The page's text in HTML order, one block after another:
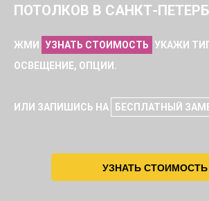
ПОТОЛКОВ В САНКТ-
ЖМИ УЗНАТЬ СТОИМОСТЬ
УКАЖИ
ОСВЕЩЕНИЕ, ОПЦИИ.
ИЛИ ЗАПИШИСЬ НА БЕСПЛАТНЫЙ
УЗНАТЬ СТОИМОСТЬ